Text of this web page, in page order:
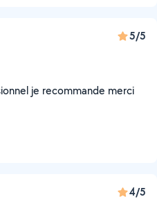
5/5
je recommande merci
4/5